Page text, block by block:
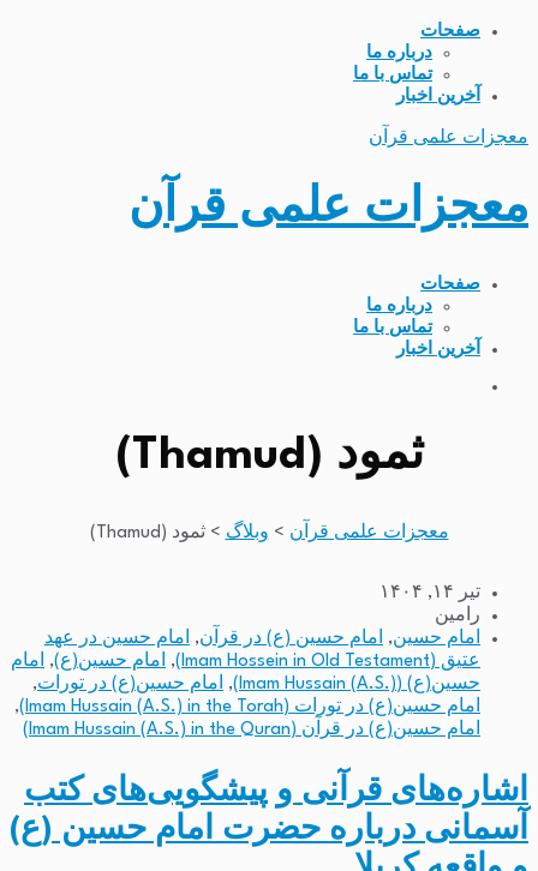
صفحات
درباره ما
تماس با ما
آخرین اخبار
معجزات علمی قرآن
معجزات علمی قرآن
صفحات
درباره ما
تماس با ما
آخرین اخبار
ثمود (Thamud)
معجزات علمی قرآن > وبلاگ >ثمود (Thamud)
تیر ۱۴, ۱۴۰۴
رامین
امام حسین, امام حسین (ع) در قرآن, امام حسین در عهد
عتیق (Imam Hossein in Old Testament)
, امام حسین(ع), امام
حسین(ع) (Imam Hussain (A.S.))
, امام حسین(ع) در تورات,
امام حسین(ع) در تورات (Imam Hussain (A.S.) in the Torah)
,
امام حسین(ع) در قرآن (Imam Hussain (A.S.) in the Quran)
اشاره‌های قرآنی و پیشگویی‌های کتب
آسمانی درباره حضرت امام حسین (ع)